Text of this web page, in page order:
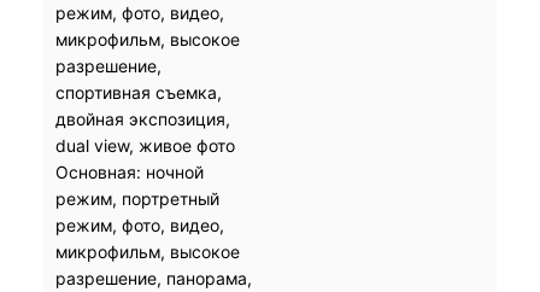
режим, фото, видео,
микрофильм, высокое
разрешение,
спортивная съемка,
двойная экспозиция,
dual view, живое фото
Основная: ночной
режим, портретный
режим, фото, видео,
микрофильм, высокое
разрешение, панорама,
режим, фото, видео,
микрофильм, высокое
разрешение,
спортивная съемка,
двойная экспозиция,
dual view, живое фото
Основная: ночной
режим, портретный
режим, фото, видео,
микрофильм, высокое
разрешение, панорама,